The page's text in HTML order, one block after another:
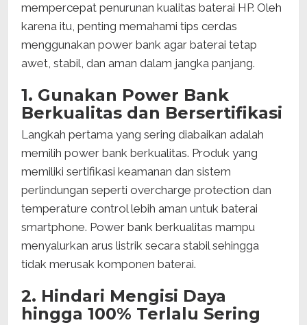
mempercepat penurunan kualitas baterai HP. Oleh
karena itu, penting memahami tips cerdas
menggunakan power bank agar baterai tetap
awet, stabil, dan aman dalam jangka panjang.
1. Gunakan Power Bank
Berkualitas dan Bersertifikasi
Langkah pertama yang sering diabaikan adalah
memilih power bank berkualitas. Produk yang
memiliki sertifikasi keamanan dan sistem
perlindungan seperti overcharge protection dan
temperature control lebih aman untuk baterai
smartphone. Power bank berkualitas mampu
menyalurkan arus listrik secara stabil sehingga
tidak merusak komponen baterai.
2. Hindari Mengisi Daya
hingga 100% Terlalu Sering